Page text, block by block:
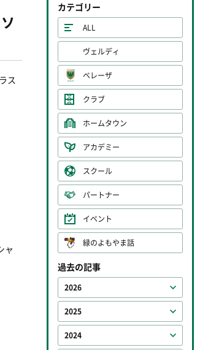
ス
ャ
カテゴリー
ALL
ヴェルディ
ベレーザ
クラブ
ホームタウン
アカデミー
スクール
パートナー
イベント
緑のよもやま話
過去の記事
2026
2025
2024